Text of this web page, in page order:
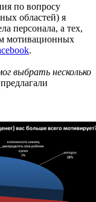
по вопросу
областей) я
персонала, а тех,
мотивационных
.
выбрать несколько